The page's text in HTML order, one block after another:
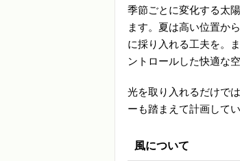
季節ごとに変化する太
ます。夏は高い位置か
に採り入れる工夫を。
ントロールした快適な
光を取り入れるだけで
ーも踏まえて計画してい
風について